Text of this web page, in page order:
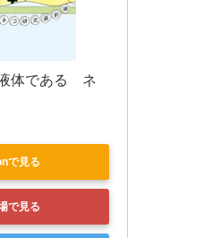
体である　ネ
で見る
で見る